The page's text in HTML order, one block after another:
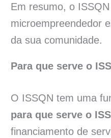
Em resumo, o
microempreendedor
da sua comunidade.
Para que serve o
O ISSQN tem uma
para que serve o
financiamento de